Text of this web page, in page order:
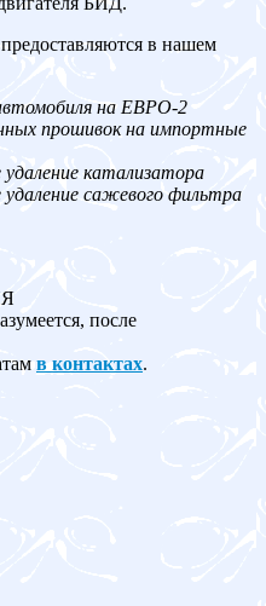
в нашем
на ЕВРО-2
прошивок на импортные
катализатора
удаление сажевого фильтра
после
в контактах.